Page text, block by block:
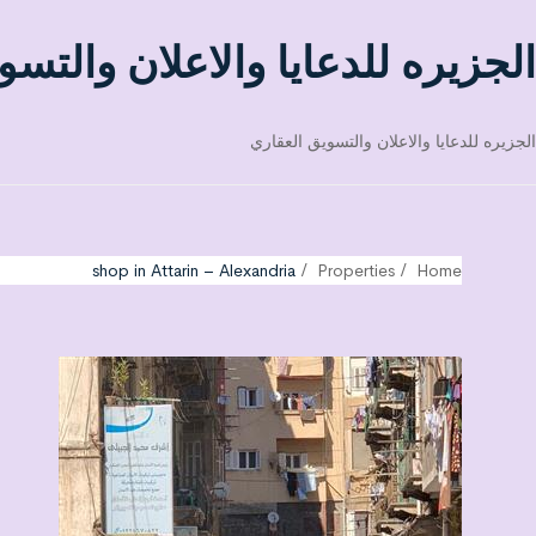
الجزيره للدعايا والاعلان
الجزيره للدعايا والاعلان والتسويق العقاري
Home
Properties
shop in Attarin – Alexandria